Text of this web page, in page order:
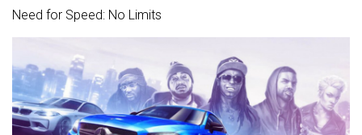
Need for Speed: No Limits